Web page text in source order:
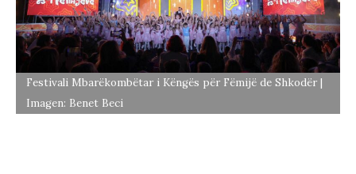
Festivali Mbarëkombëtar i Këngës për Fëmijë de Shkodër |
Imagen: Benet Beci